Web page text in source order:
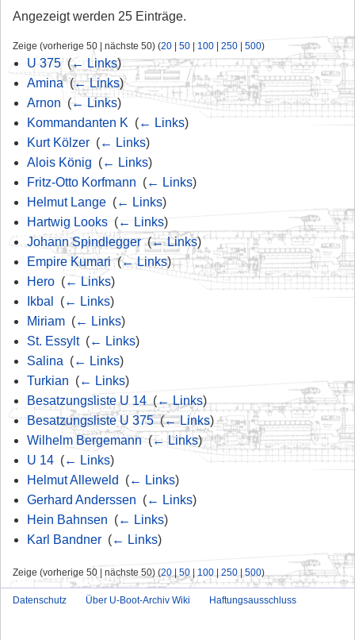
Angezeigt werden 25 Einträge.
Zeige (vorherige 50 | nächste 50) (20 | 50 | 100 | 250 | 500)
U 375‎(← Links)
Amina‎(← Links)
Arnon (← Links)
Kommandanten K (← Links)
Kurt Kölzer‎ (← Links)
Alois König (← Links)
Fritz-Otto Korfmann (← Links)
Helmut Lange‎ (← Links)
Hartwig Looks‎ (← Links)
Johann Spindlegger‎(← Links)
Empire Kumari‎(← Links)
Hero‎ (← Links)
Ikbal
(← Links)
Miriam‎ (← Links)
St. Essylt‎ (← Links)
Salina (← Links)
Turkian (← Links)
Besatzungsliste U 14‎ (← Links)
Besatzungsliste U 375‎(← Links)
Wilhelm Bergemann‎(← Links)
U 14‎ (← Links)
Helmut Alleweld
(← Links)
Gerhard Anderssen (← Links)
Hein Bahnsen (← Links)
Karl Bandner‎ (← Links)
Zeige (vorherige 50 | nächste 50) (20 | 50 | 100 | 250 | 500)
Datenschutz Über U-Boot-Archiv Wiki Haftungsausschluss